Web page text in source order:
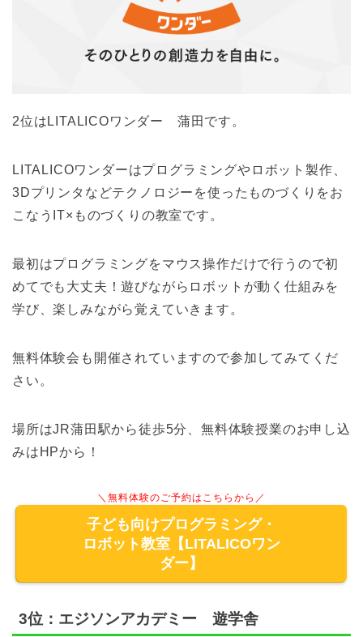
2位はLITALICOワンダー 蒲田です。
LITALICOワンダーはプログラミングやロボット製作、
3Dプリンタなどテクノロジーを使ったものづくりをお
こなうIT×ものづくりの教室です。
最初はプログラミングをマウス操作だけで行うので初
めてでも大丈夫！遊びながらロボットが動く仕組みを
学び、楽しみながら覚えていきます。
無料体験会も開催されていますので参加してみてくだ
さい。
場所はJR蒲田駅から徒歩5分、無料体験授業のお申し込
みはHPから！
＼無料体験のご予約はこちらから／
子ども向けプログラミング・
ロボット教室【LITALICOワン
ダー】
3位：エジソンアカデミー 遊学舎